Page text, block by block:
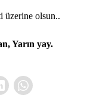
üzerine olsun..
Yarın yay.